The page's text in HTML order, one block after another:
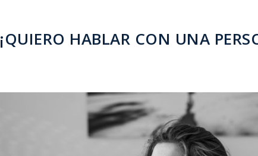
¡QUIERO HABLAR CON UNA